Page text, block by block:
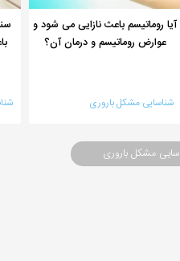
آیا روماتیسم باعث نازایی می شود و
عوارض روماتیسم و درمان آن؟
شناسایی مشکل باروری
مشکل باروری